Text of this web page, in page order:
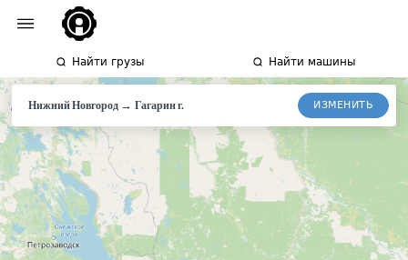
Найти грузы Найти машины
Нижний Новгород→Гагарин г. ИЗМЕНИТЬ